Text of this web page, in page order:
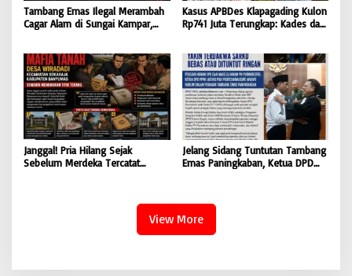
Tambang Emas Ilegal Merambah
Cagar Alam di Sungai Kampar,
Kasus APBDes Klapagading Kulon
Rp741 Juta Terungkap: Kades dan
Janggal! Pria Hilang Sejak
Sebelum Merdeka Tercatat
Jelang Sidang Tuntutan Tambang
Emas Paningkaban, Ketua DPD
Terdakwa Sarko Bebas atau
Dituntut Ringan
View More